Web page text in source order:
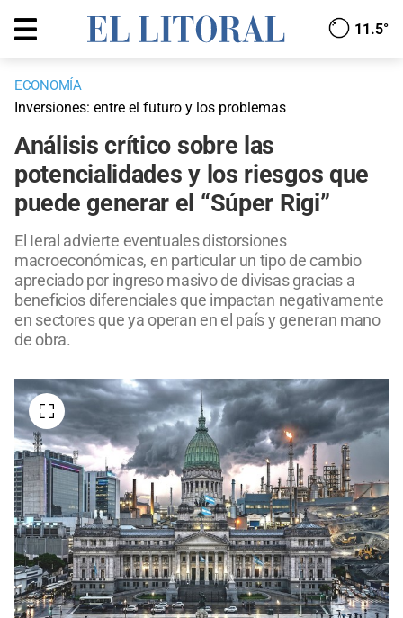
11.5°
ECONOMÍA
Inversiones: entre el futuro y los problemas
Análisis crítico sobre las
potencialidades y los riesgos que
puede generar el “Súper Rigi”
El Ieral advierte eventuales distorsiones
macroeconómicas, en particular un tipo de cambio
apreciado por ingreso masivo de divisas gracias a
beneficios diferenciales que impactan negativamente
en sectores que ya operan en el país y generan mano
de obra.